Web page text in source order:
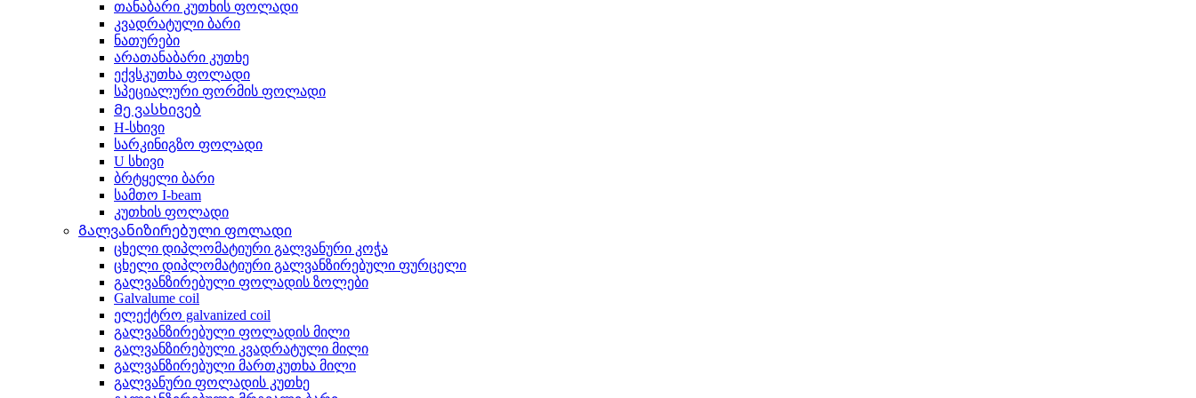
თანაბარი კუთხის ფოლადი
კვადრატული ბარი
ნათურები
არათანაბარი კუთხე
ექვსკუთხა ფოლადი
სპეციალური ფორმის ფოლადი
Მე ვასხივებ
H-სხივი
სარკინიგზო ფოლადი
U სხივი
ბრტყელი ბარი
სამთო I-beam
კუთხის ფოლადი
Გალვანიზირებული ფოლადი
ცხელი დიპლომატიური გალვანური კოჭა
ცხელი დიპლომატიური გალვანზირებული ფურცელი
გალვანზირებული ფოლადის ზოლები
Galvalume coil
ელექტრო galvanized coil
გალვანზირებული ფოლადის მილი
გალვანზირებული კვადრატული მილი
გალვანზირებული მართკუთხა მილი
გალვანური ფოლადის კუთხე